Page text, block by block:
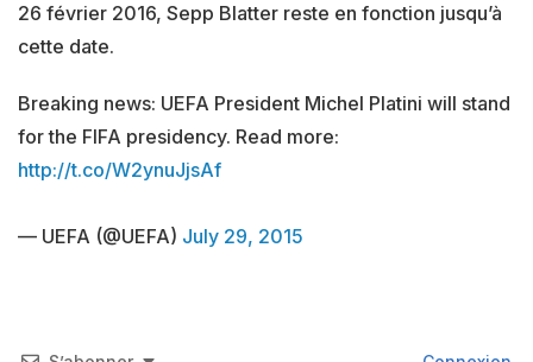
26 février 2016, Sepp Blatter reste en fonction jusqu’à
cette date.
Breaking news: UEFA President Michel Platini will stand
for the FIFA presidency. Read more:
http://t.co/W2ynuJjsAf
— UEFA (@UEFA) July 29, 2015